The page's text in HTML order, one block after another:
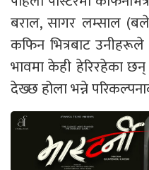
बराल, सागर लम्साल
कफिन भित्रबाट उनीहरूले
भावमा केही हेरिरहेका
देख्छ होला भन्ने